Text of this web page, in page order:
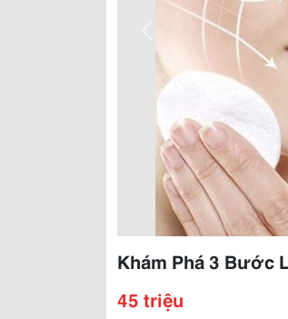
Khám Phá 3 Bước
45 triệu